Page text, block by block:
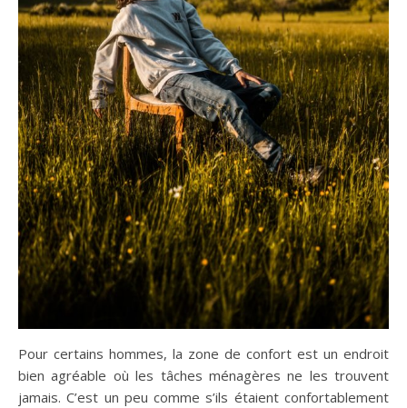
Pour certains hommes, la zone de confort est un endroit
bien agréable où les tâches ménagères ne les trouvent
jamais. C’est un peu comme s’ils étaient confortablement